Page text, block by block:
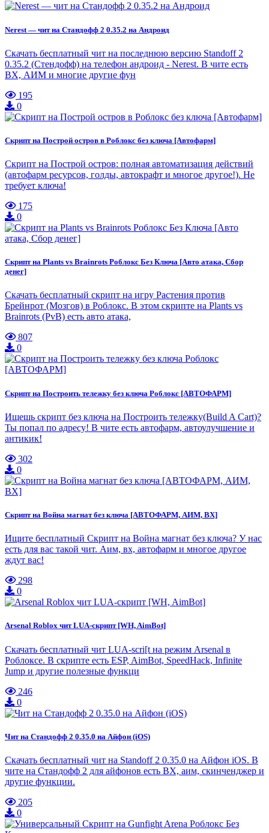
Nerest — чит на Стандофф 2 0.35.2 на Андроид
Скачать бесплатный чит на последнюю версию Standoff 2
0.35.2 (Стендофф) на телефон андроид - Nerest. В чите есть
ВХ, АИМ и многие другие фун
195
0
Скрипт на Построй остров в Роблокс без ключа [Автофарм]
Скрипт на Построй остров: полная автоматизация действий
(автофарм ресурсов, голды, автокрафт и многое другое!). Не
требует ключа!
175
0
Скрипт на Plants vs Brainrots Роблокс Без Ключа [Авто атака, Сбор
денег]
Скачать бесплатный скрипт на игру Растения против
Брейнрот (Мозгов) в Роблокс. В этом скрипте на Plants vs
Brainrots (PvB) есть авто атака,
807
0
Скрипт на Построить тележку без ключа Роблокс [АВТОФАРМ]
Ищешь скрипт без ключа на Построить тележку(Build A Cart)?
Ты попал по адресу! В чите есть автофарм, автоулучшение и
антикик!
302
0
Скрипт на Война магнат без ключа [АВТОФАРМ, АИМ, ВХ]
Ищите бесплатный Скрипт на Война магнат без ключа? У нас
есть для вас такой чит. Аим, вх, автофарм и многое другое
ждут вас!
298
0
Arsenal Roblox чит LUA-скрипт [WH, AimBot]
Скачать бесплатный чит LUA-scri[t на режим Arsenal в
Роблоксе. В скрипте есть ESP, AimBot, SpeedHack, Infinite
Jump и другие полезные функци
246
0
Чит на Стандофф 2 0.35.0 на Айфон (iOS)
Скачать бесплатный чит на Standoff 2 0.35.0 на Айфон iOS. В
чите на Стандофф 2 для айфонов есть ВХ, аим, скинченджер и
другие функции.
205
0